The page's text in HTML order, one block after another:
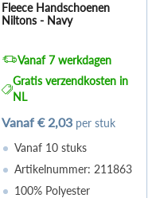
Fleece Handschoenen
Niltons - Navy
Vanaf 7 werkdagen
Gratis verzendkosten in
NL
Vanaf € 2,03 per stuk
Vanaf 10 stuks
Artikelnummer: 211863
100% Polyester